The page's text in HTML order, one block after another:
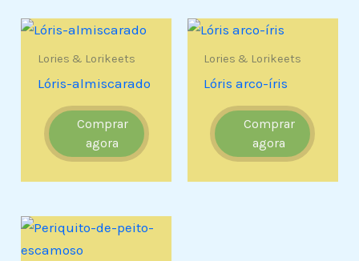
Lories & Lorikeets
Lóris-almiscarado
Comprar
agora
Lories & Lorikeets
Lóris arco-íris
Comprar
agora